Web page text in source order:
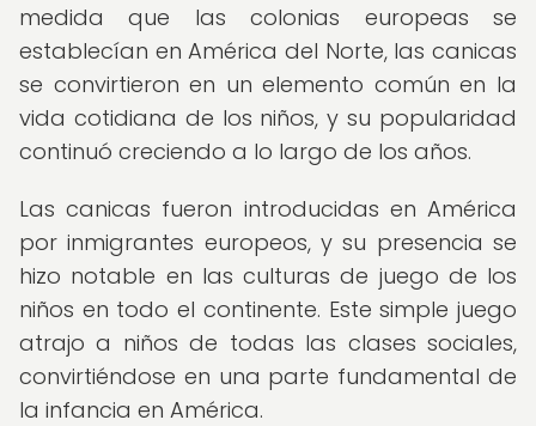
medida que las colonias europeas se
establecían en América del Norte, las canicas
se convirtieron en un elemento común en la
vida cotidiana de los niños, y su popularidad
continuó creciendo a lo largo de los años.
Las canicas fueron introducidas en América
por inmigrantes europeos, y su presencia se
hizo notable en las culturas de juego de los
niños en todo el continente. Este simple juego
atrajo a niños de todas las clases sociales,
convirtiéndose en una parte fundamental de
la infancia en América.